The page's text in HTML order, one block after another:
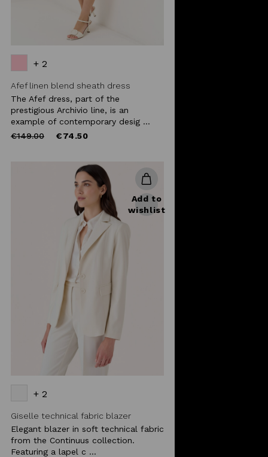
+ 2
Afef linen blend sheath dress
The Afef dress, part of the
prestigious Archivio line, is an
example of contemporary desig ...
Price
€149.00to €74.50
Add to
wishlist
+ 2
Giselle technical fabric blazer
Elegant blazer in soft technical fabric
from the Continuus collection.
Featuring a lapel c ...